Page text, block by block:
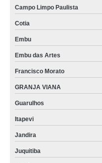
Campo Limpo Paulista
Cotia
Embu
Embu das Artes
Francisco Morato
GRANJA VIANA
Guarulhos
Itapevi
Jandira
Juquitiba